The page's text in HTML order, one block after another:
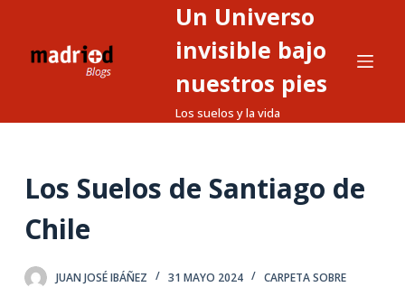
o
Un Universo
invisible bajo
nuestros pies
Los suelos y la vida
Los Suelos de Santiago de
Chile
JUAN JOSÉ IBÁÑEZ 31 MAYO 2024
CARPETA SOBRE